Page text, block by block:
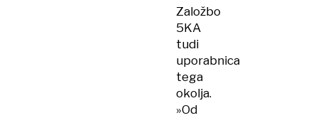
Založbo
5KA
tudi
uporabnica
tega
okolja.
»Od